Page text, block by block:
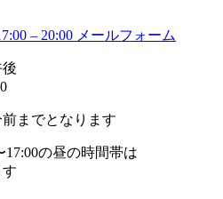
– 20:00 メールフォーム
までとなります
の昼の時間帯は